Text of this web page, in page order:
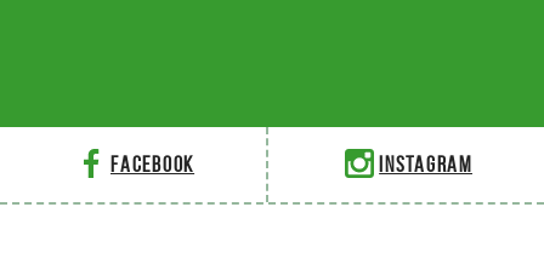
Facebook Instagram